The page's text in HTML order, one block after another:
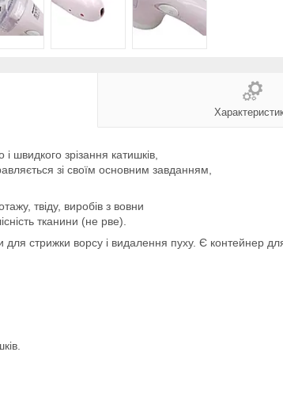
швидкого зрізання катишків,
зі своїм основним завданням,
твіду, виробів з вовни
тканини (не рве).
для стрижки ворсу і видалення пуху. Є контейнер